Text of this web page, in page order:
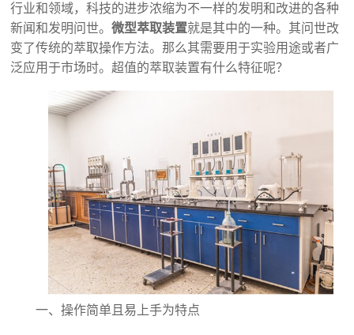
行业和领域，科技的进步浓缩为不一样的发明和改进的各种
新闻和发明问世。微型萃取装置就是其中的一种。其问世改
变了传统的萃取操作方法。那么其需要用于实验用途或者广
泛应用于市场时。超值的萃取装置有什么特征呢？
一、操作简单且易上手为特点